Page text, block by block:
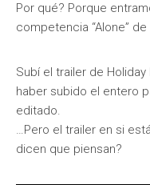
Por qué? Porque
competencia “Alone”
Subí el trailer de
haber subido el entero
editado.
…Pero el trailer en si
dicen que piensan?